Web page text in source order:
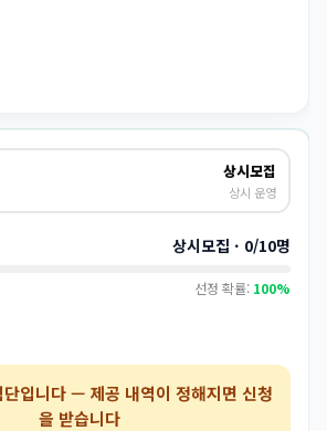
상시모집
상시 운영
상시모집 · 0/10명
선정 확률: 100%
단입니다 — 제공 내역이 정해지면 신청
을 받습니다